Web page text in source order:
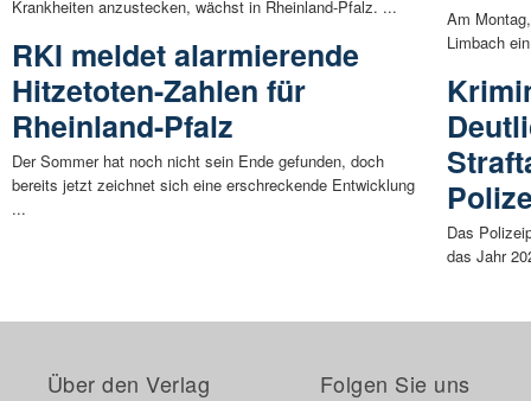
Krankheiten anzustecken, wächst in Rheinland-Pfalz. ...
RKI meldet alarmierende
Hitzetoten-Zahlen für
Rheinland-Pfalz
Der Sommer hat noch nicht sein Ende gefunden, doch
bereits jetzt zeichnet sich eine erschreckende Entwicklung
...
Am
Limbach
Das
das Jahr
Über den Verlag Folgen Sie uns